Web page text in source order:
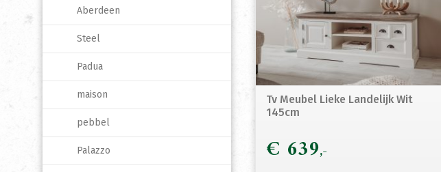
Tv Meubel Lieke Landelijk Wit
145cm
€ 639
Aberdeen
Steel
Padua
maison
pebbel
Palazzo